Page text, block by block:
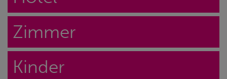
Zimmer
Kinder